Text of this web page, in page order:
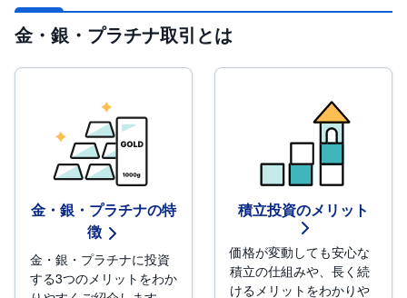
o
金・銀・プラチナ取引とは
金・銀・プラチナの特
徴
金・銀・プラチナに投資
する3つのメリットをわか
積立投資のメリット
価格が変動しても安心な
積立の仕組みや、長く続
けるメリットをわかりや